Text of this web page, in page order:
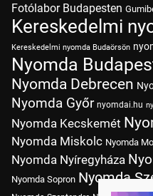
Fotólabor Budapesten
Kereskedelmi
Kereskedelmi nyomda Budaörsön
Nyomda
Nyomda Debrecen
Nyomda Győr nyomdai.hu
Nyomda Kecskemét
Nyomda Miskolc Nyomda
Nyomda Nyíregyháza
Nyomda Sopron Nyomda